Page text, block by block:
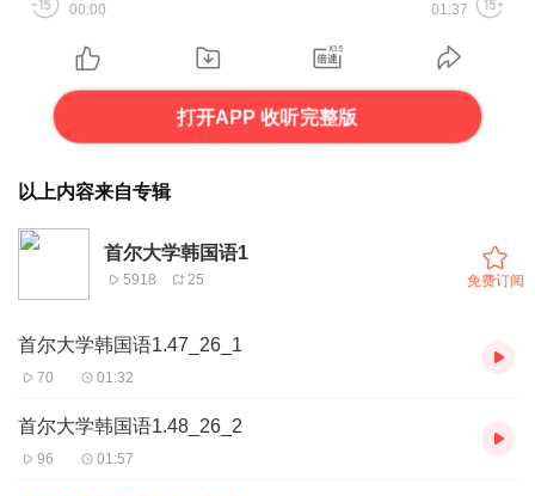
00:00 01:37
打开APP 收听完整版
以上内容来自专辑
首尔大学韩国语1
5918 25 免费订阅
首尔大学韩国语1.47_26_1
70 01:32
首尔大学韩国语1.48_26_2
96 01:57